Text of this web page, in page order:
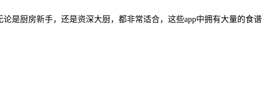
是厨房新手，还是资深大厨，都非常适合，这些app中拥有大量的食谱